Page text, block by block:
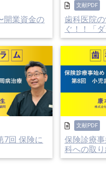
に強くなる」というこ
診療に集中することが
用に強くなるためのポ
を間違えない。これか
。労働条件が他院より
切にする。学校、知人
い。退職者とのトラブ
用活動を避ける。採用
つてと」を意識しなが
開業資金の
文献PDF
歯科医院
ぐ！！「ダ
回 保険に
文献PDF
保険診療
科への取り